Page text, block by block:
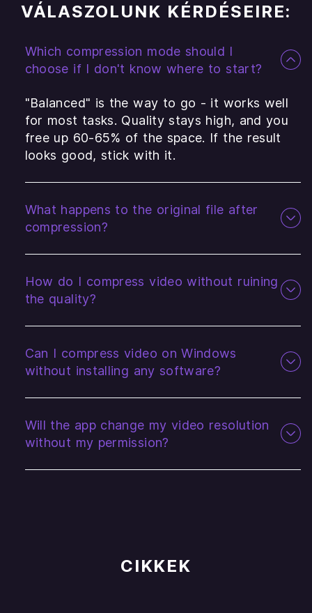
VÁLASZOLUNK KÉRDÉSEIRE:
Which compression mode should I
choose if I don't know where to start?
"Balanced" is the way to go - it works well
for most tasks. Quality stays high, and you
free up 60-65% of the space. If the result
looks good, stick with it.
What happens to the original file after
compression?
How do I compress video without ruining
the quality?
Can I compress video on Windows
without installing any software?
Will the app change my video resolution
without my permission?
CIKKEK